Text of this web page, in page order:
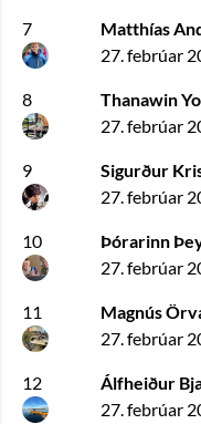
7
Matthías
27. febrúar
8
Thanawin
27. febrúar
9
Sigurður
27. febrúar
10
Þórarinn
27. febrúar
11
Magnús
27. febrúar
12
Álfheiður
27. febrúar